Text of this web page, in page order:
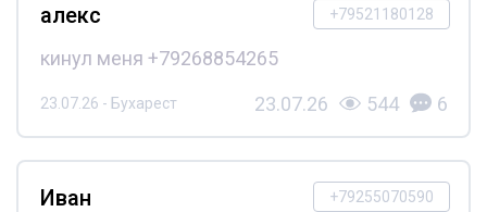
+79521180128
алекс
кинул меня +79268854265
23.07.26 - Бухарест 23.07.26 544 6
+79255070590
Иван